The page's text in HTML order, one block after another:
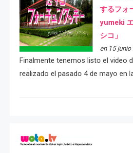
するフォ
yumeki
シコ」
en 15
Finalmente tenemos listo el video
realizado el pasado 4 de mayo en